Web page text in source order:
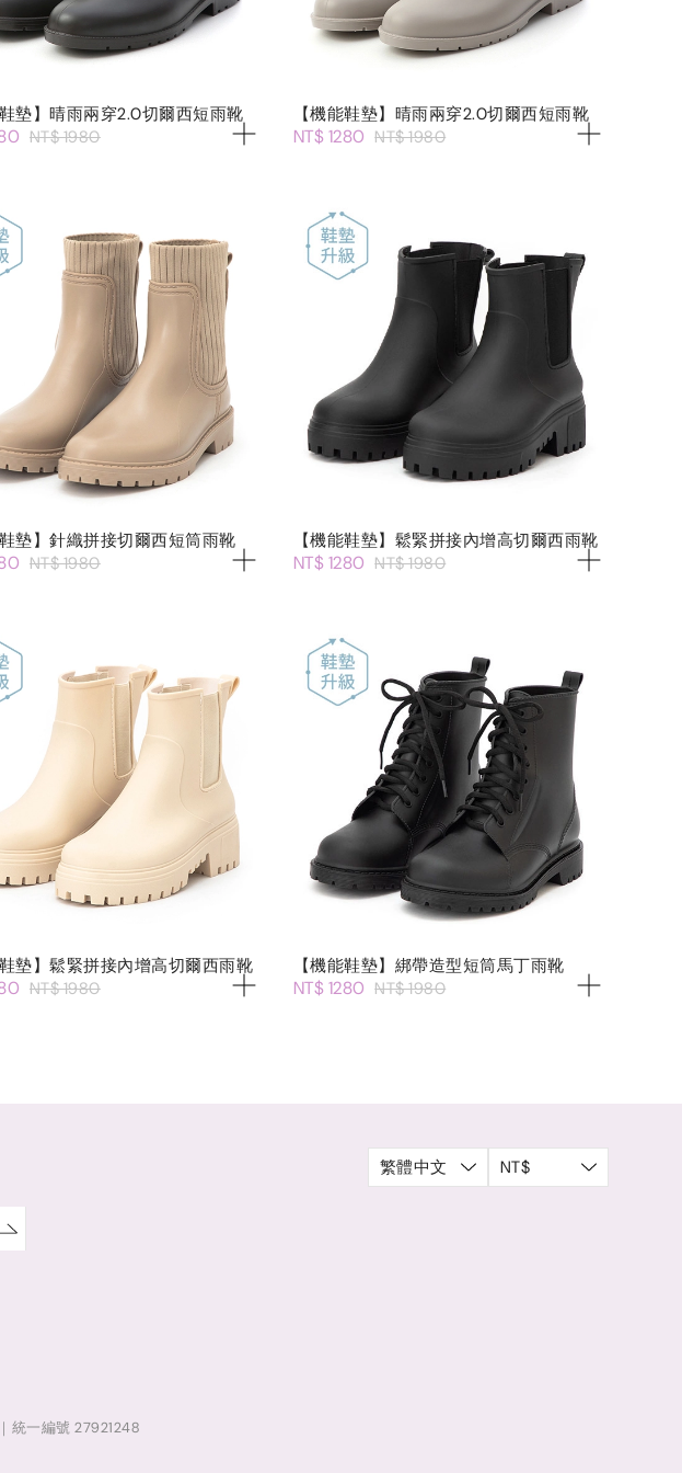
鞋墊】晴雨兩穿2.0切爾西短雨靴
NT$ 1980
【機能鞋墊】晴雨兩穿2.0切爾西短雨靴
NT$ 1280 NT$ 1980
鞋墊】針織拼接切爾西短筒雨靴
NT$ 1980
【機能鞋墊】鬆緊拼接內增高切爾西雨靴
NT$ 1280 NT$ 1980
鞋墊】鬆緊拼接內增高切爾西雨靴
NT$ 1980
【機能鞋墊】綁帶造型短筒馬丁雨靴
NT$ 1280 NT$ 1980
統一編號 27921248